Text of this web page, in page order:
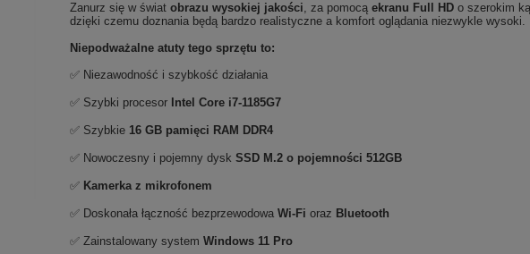
Zanurz się w światobrazu wysokiej jakości, za pomocąekranu Full HD o szerokim
dzięki czemu doznania będą bardzo realistyczne a komfort oglądania niezwykle wysoki.
Niepodważalne atuty tego sprzętu to:
✅ Niezawodność i szybkość działania
✅ Szybki procesor Intel Core i7-1185G7
✅ Szybkie 16 GB pamięci RAM DDR4
✅ Nowoczesny i pojemny dysk SSD M.2 o pojemności 512GB
✅ Kamerka z mikrofonem
✅ Doskonała łączność bezprzewodowaWi-Fi oraz Bluetooth
✅ Zainstalowany system Windows 11 Pro